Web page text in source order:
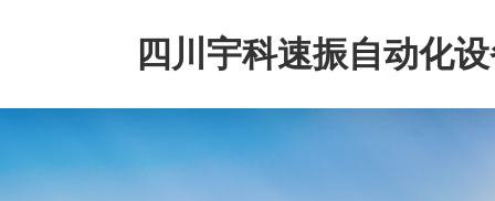
四川宇科速振自动化
公司